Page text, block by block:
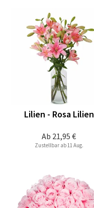
Ab 21,95 €
Lilien - Rosa Lilien
Zustellbar ab 11 Aug.